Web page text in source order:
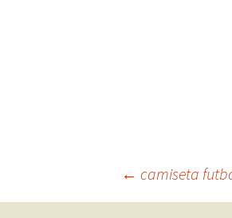
Navegación
← camiseta